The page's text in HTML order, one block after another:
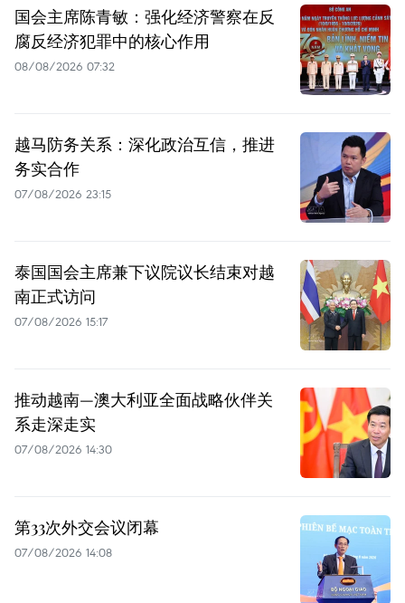
国会主席陈青敏：强化经济警察在反
腐反经济犯罪中的核心作用
08/08/2026 07:32
越马防务关系：深化政治互信，推进
务实合作
07/08/2026 23:15
泰国国会主席兼下议院议长结束对越
南正式访问
07/08/2026 15:17
推动越南—澳大利亚全面战略伙伴关
系走深走实
07/08/2026 14:30
第33次外交会议闭幕
07/08/2026 14:08